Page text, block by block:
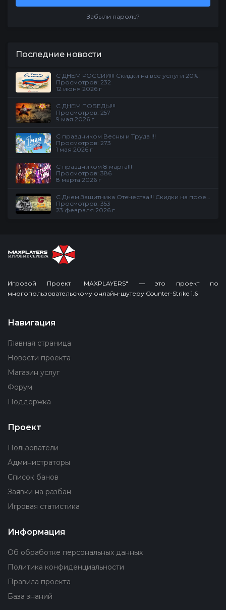
Забыли пароль?
Последние новости
С ДНЕМ РОССИИ!!! Скидки на все услуги 20%!
Просмотров: 232
12 июня 2026 г
С ДНЕМ ПОБЕДЫ!!!
Просмотров: 257
9 мая 2026 г
С праздником Весны и Труда !!!
Просмотров: 273
1 мая 2026 г
С праздником 8 марта!!!
Просмотров: 386
8 марта 2026 г
С Днем Защитника Отечества!!! Скидки на проекте
Просмотров: 353
23 февраля 2026 г
Игровой Проект "MAXPLAYERS" — это проект по
многопользовательскому онлайн-шутеру Counter-Strike 1.6
Навигация
Главная страница
Новости проекта
Магазин услуг
Форум
Поддержка
Проект
Пользователи
Администраторы
Список банов
Заявки на разбан
Игровая статистика
Информация
Об обработке персональных данных
Политика конфиденциальности
Правила проекта
База знаний